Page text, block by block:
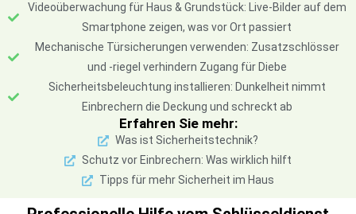
Videoüberwachung für Haus & Grundstück: Live-Bilder auf dem
Smartphone zeigen, was vor Ort passiert
Mechanische Türsicherungen verwenden: Zusatzschlösser
und -riegel verhindern Zugang für Diebe
Sicherheitsbeleuchtung installieren: Dunkelheit nimmt
Einbrechern die Deckung und schreckt ab
Erfahren Sie mehr:
Was ist Sicherheitstechnik?
Schutz vor Einbrechern: Was wirklich hilft
Tipps für mehr Sicherheit im Haus